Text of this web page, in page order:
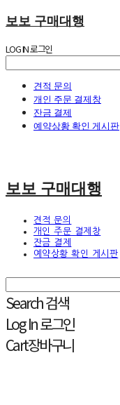
보보 구매대행
LOG IN로그인
견적 문의
개인 주문 결제창
잔금 결제
예약상황 확인 게시판
보보 구매대행
견적 문의
개인 주문 결제창
잔금 결제
예약상황 확인 게시판
Search검색
Log In로그인
Cart장바구니